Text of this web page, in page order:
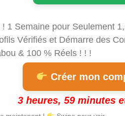
! 1 Semaine pour Seulement
Vérifiés et Démarre des
& 100 % Réels ! ! !
Créer mon
3 heures, 59 minutes